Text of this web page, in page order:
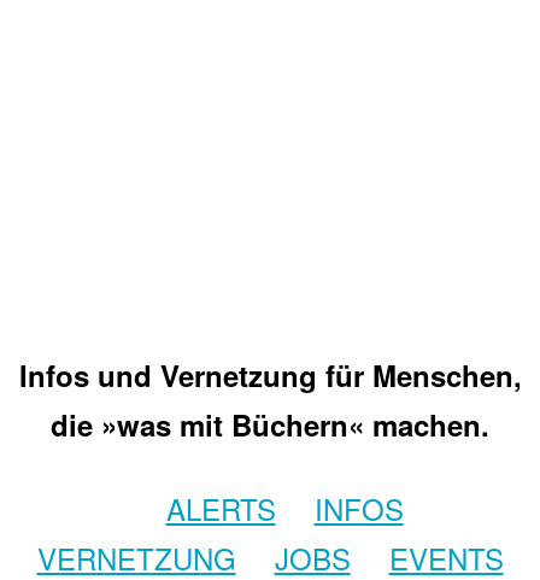
Infos und Vernetzung für Menschen,
die »was mit Büchern« machen.
ALERTS
INFOS
VERNETZUNG
JOBS
EVENTS